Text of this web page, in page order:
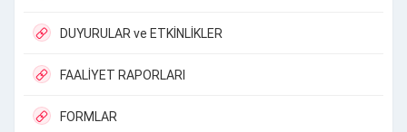
DUYURULAR ve ETKİNLİKLER
FAALİYET RAPORLARI
FORMLAR